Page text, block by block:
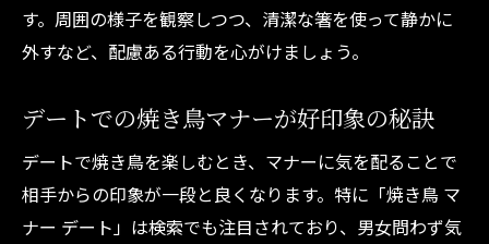
す。周囲の様子を観察しつつ、清潔な箸を使って静かに
外すなど、配慮ある行動を心がけましょう。
デートでの焼き鳥マナーが好印象の秘訣
デートで焼き鳥を楽しむとき、マナーに気を配ることで
相手からの印象が一段と良くなります。特に「焼き鳥 マ
ナー デート」は検索でも注目されており、男女問わず気